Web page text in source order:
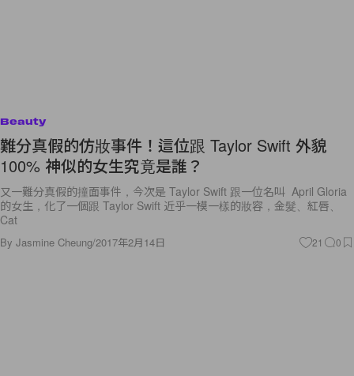
Beauty
難分真假的仿妝事件！這位跟 Taylor Swift 外貌
100% 神似的女生究竟是誰？
又一難分真假的撞面事件，今次是 Taylor Swift 跟一位名叫 April Gloria
的女生，化了一個跟 Taylor Swift 近乎一模一樣的妝容，金髮、紅唇、
Cat
By Jasmine Cheung/2017年2月14日 21 0